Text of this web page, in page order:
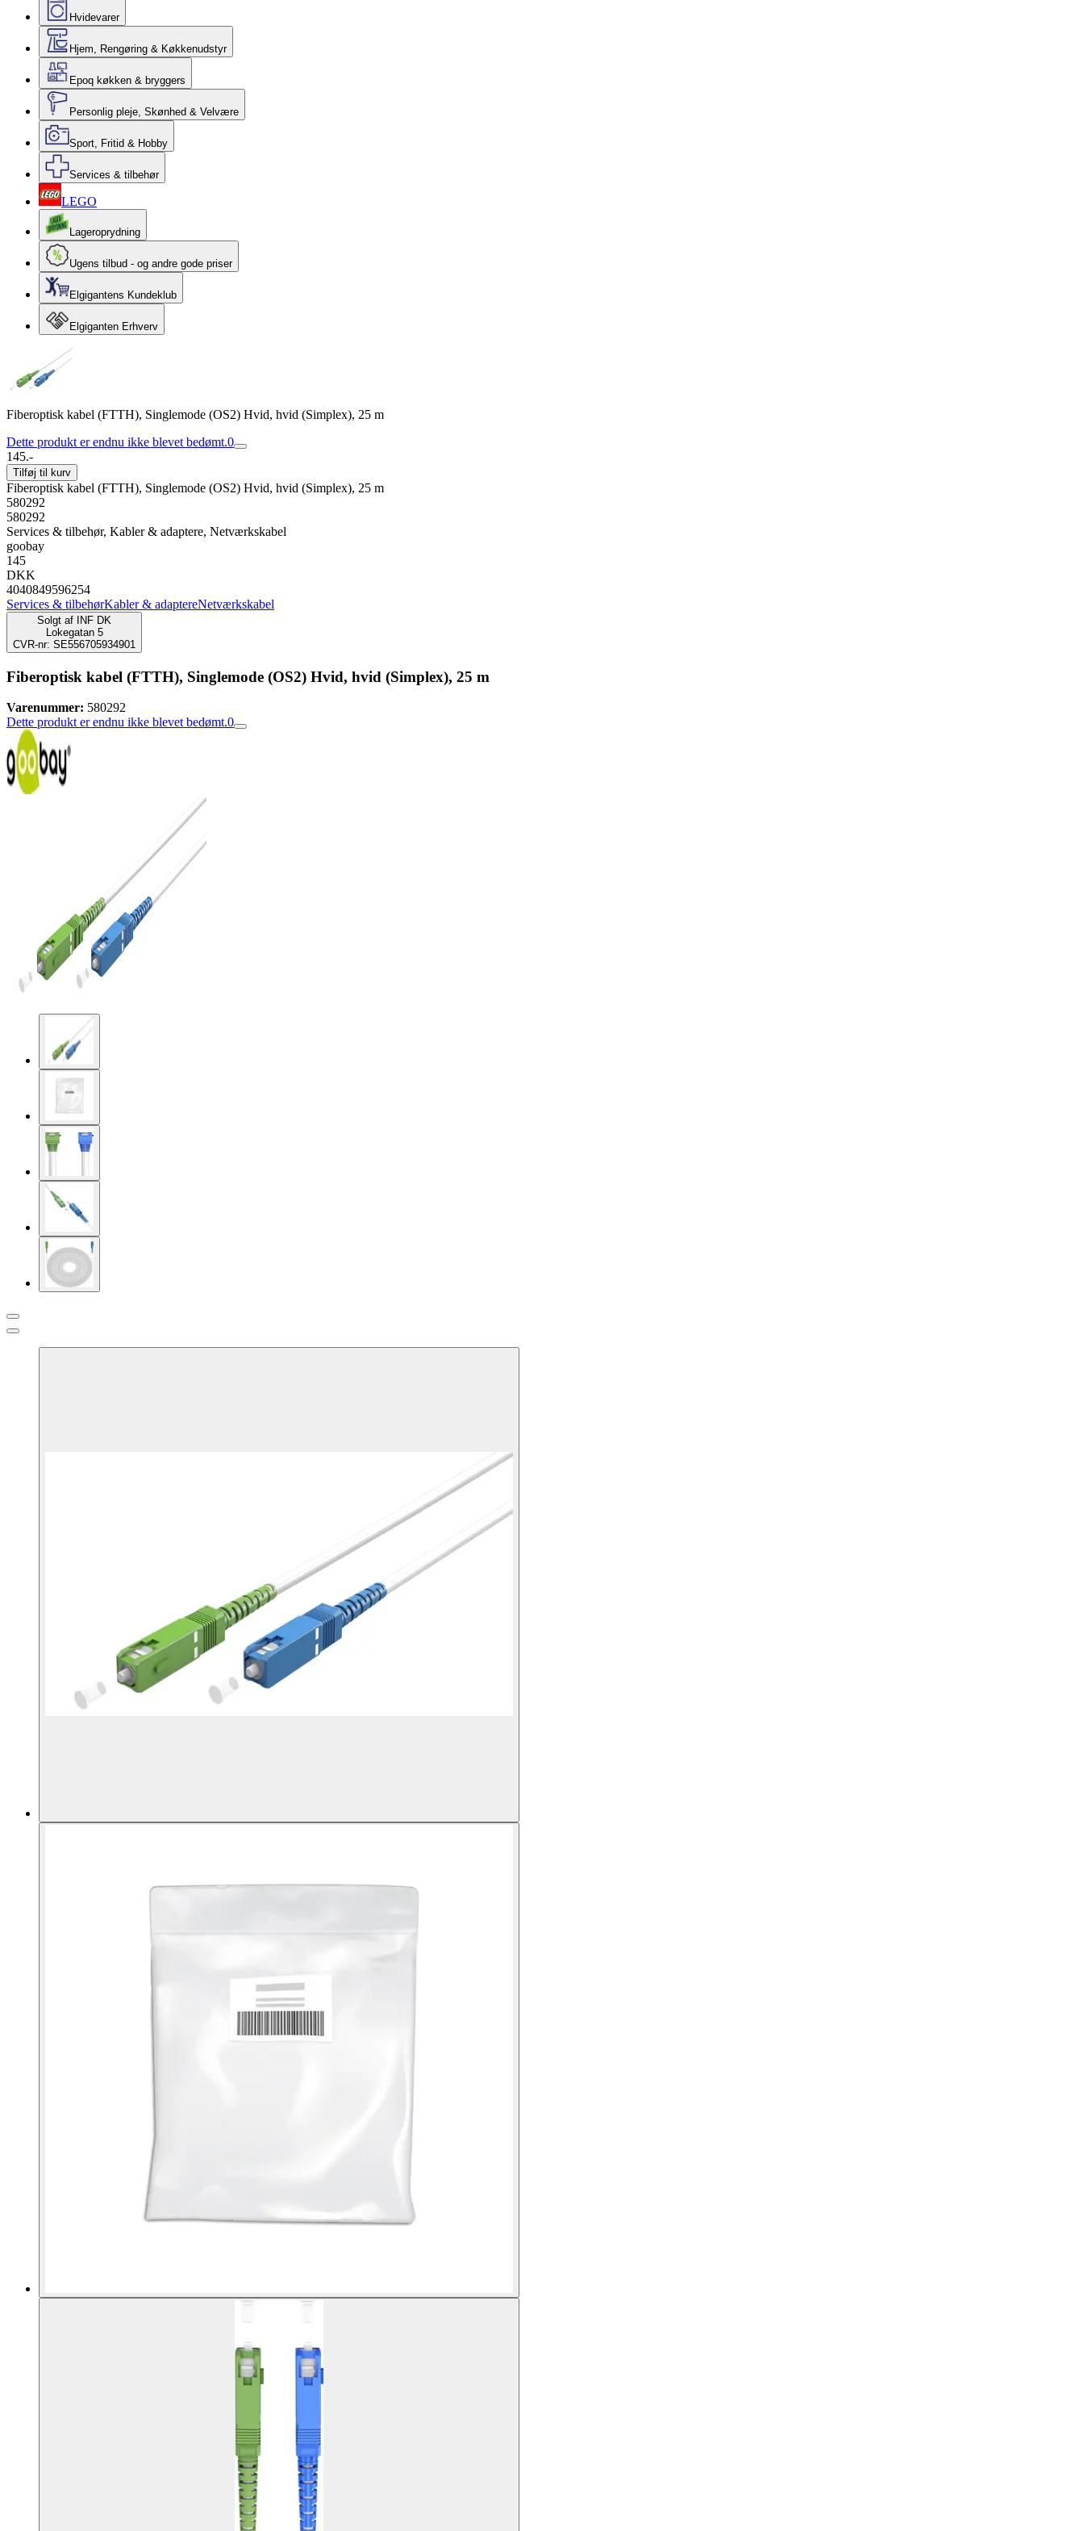
Hvidevarer
Hjem, Rengøring & Køkkenudstyr
Epoq køkken & bryggers
Personlig pleje, Skønhed & Velvære
Sport, Fritid & Hobby
Services & tilbehør
LEGO
Lageroprydning
Ugens tilbud - og andre gode priser
Elgigantens Kundeklub
Elgiganten Erhverv
Fiberoptisk kabel (FTTH), Singlemode (OS2) Hvid, hvid (Simplex), 25 m
Dette produkt er endnu ikke blevet bedømt.0
145.-
Tilføj til kurv
Fiberoptisk kabel (FTTH), Singlemode (OS2) Hvid, hvid (Simplex), 25 m
580292
580292
Services & tilbehør, Kabler & adaptere, Netværkskabel
goobay
145
DKK
4040849596254
Services & tilbehørKabler & adaptereNetværkskabel
Solgt af
INF DK
Lokegatan 5
CVR-nr: SE556705934901
Fiberoptisk kabel (FTTH), Singlemode (OS2) Hvid, hvid (Simplex), 25 m
Varenummer: 580292
Dette produkt er endnu ikke blevet bedømt.0